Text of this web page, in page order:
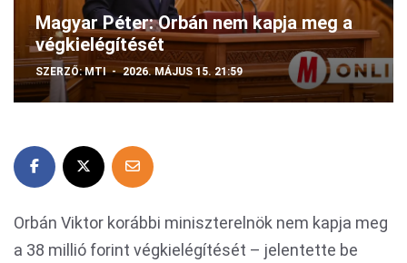
Magyar Péter: Orbán nem kapja meg a
végkielégítését
SZERZŐ:MTI 2026. MÁJUS 15. 21:59
Orbán Viktor korábbi miniszterelnök nem kapja meg
a 38 millió forint végkielégítését – jelentette be